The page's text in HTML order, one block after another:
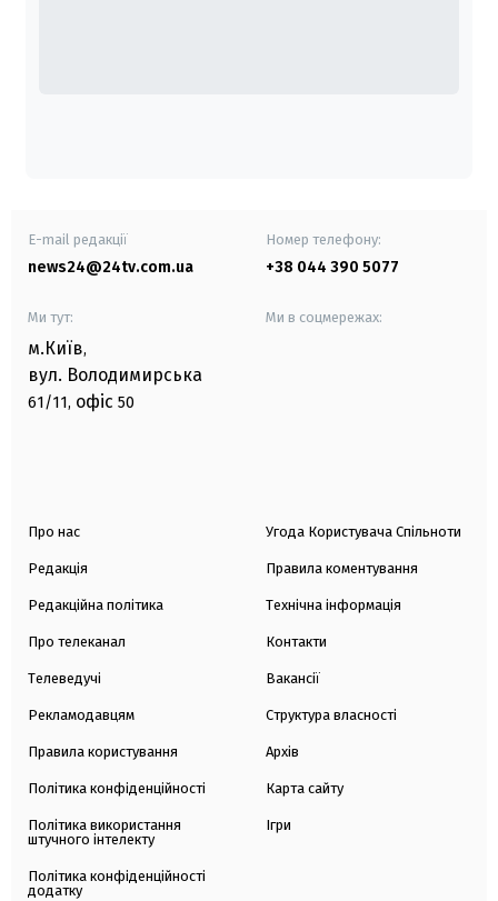
E-mail редакції
news24@24tv.com.ua
Номер телефону:
+38 044 390 5077
Ми тут:
м.Київ,
вул. Володимирська
61/11, офіс 50
Ми в соцмережах:
Про нас
Редакція
Редакційна політика
Про телеканал
Телеведучі
Рекламодавцям
Правила користування
Політика конфіденційності
Політика використання
штучного інтелекту
Політика конфіденційності
додатку
Угода Користувача Спільноти
Правила коментування
Технічна інформація
Контакти
Вакансії
Структура власності
Архів
Карта сайту
Ігри